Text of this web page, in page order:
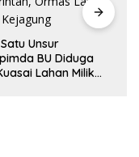
Unsur
BU Diduga
Lahan Milik